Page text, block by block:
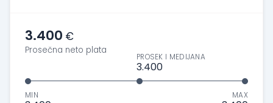
3.400 €
Prosečna neto plata
MIN
PROSEK I MEDIJANA
3.400
MAX